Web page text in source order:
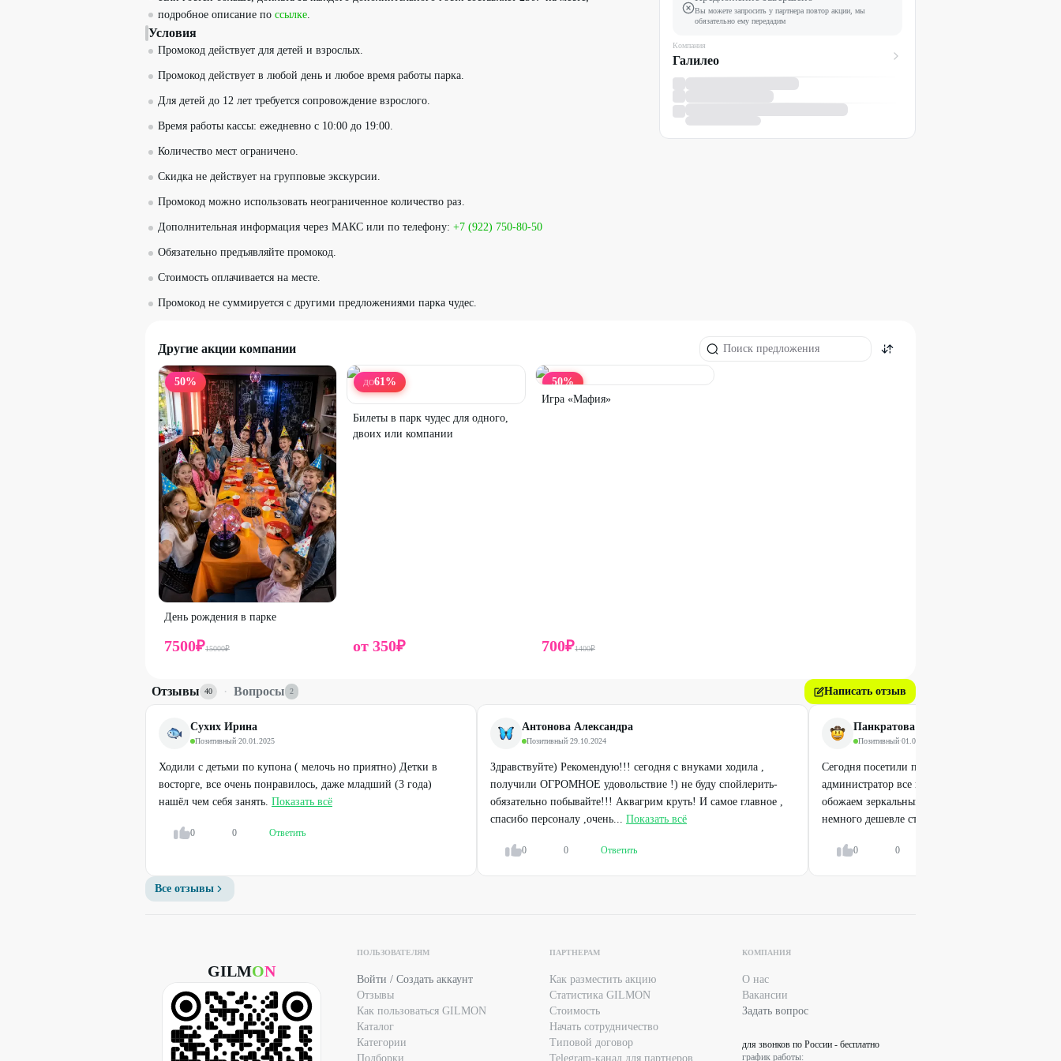
подробное описание по ссылке.
Условия
Промокод действует для детей и взрослых.
Промокод действует в любой день и любое время работы парка.
Для детей до 12 лет требуется сопровождение взрослого.
Время работы кассы: ежедневно с 10:00 до 19:00.
Количество мест ограничено.
Скидка не действует на групповые экскурсии.
Промокод можно использовать неограниченное количество раз.
Дополнительная информация через МАКС или по телефону: +7 (922) 750-80-50
Обязательно предъявляйте промокод.
Стоимость оплачивается на месте.
Промокод не суммируется с другими предложениями парка чудес.
Вы можете запросить у партнера повтор акции, мы
обязательно ему передадим
Компания
Галилео
Другие акции компании
50%
День рождения в парке
7500₽15000₽
ДО61%
Билеты в парк чудес для одного,
двоих или компании
от 350₽
50%
Игра «Мафия»
700₽1400₽
Отзывы 40 · Вопросы 2 Написать отзыв
Сухих Ирина
Позитивный·20.01.2025
Ходили с детьми по купона ( мелочь но приятно) Детки в
восторге, все очень понравилось, даже младший (3 года)
нашёл чем себя занять. Показать всё
0 0 Ответить
Антонова Александра
Позитивный·29.10.2024
Здравствуйте) Рекомендую!!! сегодня с внуками ходила ,
получили ОГРОМНОЕ удовольствие !) не буду спойлерить-
обязательно побывайте!!! Аквагрим круть! И самое главное ,
спасибо персоналу ,очень... Показать всё
0 0 Ответить
Панкратова Nattichel
Позитивный·01.09.2024
Сегодня посетили парк Галилео с с дочкой,
администратор все подробно рассказала,
обожаем зеркальный лабиринт. С промокодом
немного дешевле стандартного...
0 0
Все отзывы
GILMON
ПОЛЬЗОВАТЕЛЯМ
Войти / Создать аккаунт
Отзывы
Как пользоваться GILMON
Каталог
Категории
Подборки
ПАРТНЕРАМ
Как разместить акцию
Статистика GILMON
Стоимость
Начать сотрудничество
Типовой договор
Telegram-канал для партнеров
КОМПАНИЯ
О нас
Вакансии
Задать вопрос
для звонков по России - бесплатно
график работы: